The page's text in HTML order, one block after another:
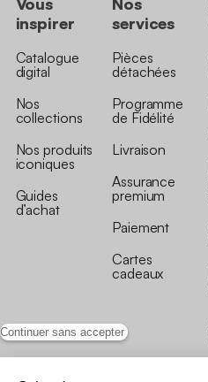
Continuer sans accepter
inspirer
Catalogue
digital
Nos
collections
Nos produits
iconiques
Guides
d’achat
services
Pièces
détachées
Programme
de Fidélité
Livraison
Assurance
premium
Paiement
Cartes
cadeaux